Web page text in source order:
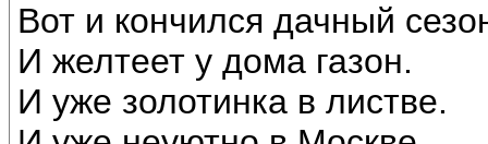
Вот и кончился дачный
И желтеет у дома газон.
И уже золотинка в листве.